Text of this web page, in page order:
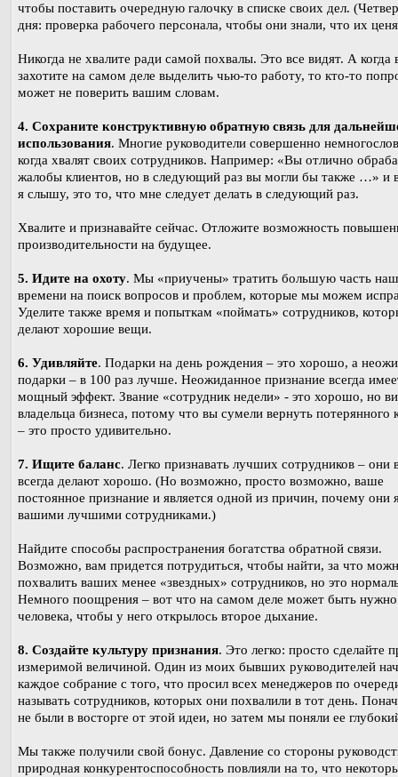
чтобы поставить очередную галочку в списке своих дел.
дня: проверка рабочего персонала, чтобы они знали, что их
Никогда не хвалите ради самой похвалы. Это все видят. А когда
захотите на самом деле выделить чью-то работу, то кто-то
может не поверить вашим словам.
4. Сохраните конструктивную обратную связь для
использования. Многие руководители совершенно
когда хвалят своих сотрудников. Например: «Вы отлично
жалобы клиентов, но в следующий раз вы могли бы также …» и
я слышу, это то, что мне следует делать в следующий раз.
Хвалите и признавайте сейчас. Отложите возможность
производительности на будущее.
5. Идите на охоту. Мы «приучены» тратить большую часть
времени на поиск вопросов и проблем, которые мы можем
Уделите также время и попыткам «поймать» сотрудников,
делают хорошие вещи.
6. Удивляйте. Подарки на день рождения – это хорошо, а
подарки – в 100 раз лучше. Неожиданное признание всегда
мощный эффект. Звание «сотрудник недели» - это хорошо, но
владельца бизнеса, потому что вы сумели вернуть потерянного
– это просто удивительно.
7. Ищите баланс. Легко признавать лучших сотрудников – они
всегда делают хорошо. (Но возможно, просто возможно, ваше
постоянное признание и является одной из причин, почему они
вашими лучшими сотрудниками.)
Найдите способы распространения богатства обратной связи.
Возможно, вам придется потрудиться, чтобы найти, за что
похвалить ваших менее «звездных» сотрудников, но это
Немного поощрения – вот что на самом деле может быть нужно
человека, чтобы у него открылось второе дыхание.
8. Создайте культуру признания. Это легко: просто сделайте
измеримой величиной. Один из моих бывших руководителей
каждое собрание с того, что просил всех менеджеров по
называть сотрудников, которых они похвалили в тот день.
не были в восторге от этой идеи, но затем мы поняли ее
Мы также получили свой бонус. Давление со стороны
природная конкурентоспособность повлияли на то, что